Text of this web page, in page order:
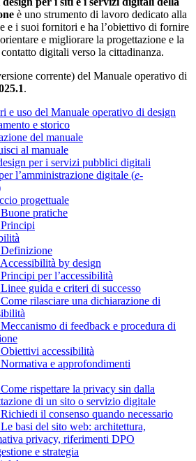
è uno strumento di lavoro dedicato alla
e i suoi fornitori e ha l’obiettivo di fornire
e migliorare la progettazione e la
digitali verso la cittadinanza.
corrente) del Manuale operativo di
.
e uso del Manuale operativo di design
e storico
del manuale
al manuale
per i servizi pubblici digitali
l’amministrazione digitale (e-
progettuale
pratiche
by design
per l’accessibilità
guida e criteri di successo
rilasciare una dichiarazione di
di feedback e procedura di
accessibilità
e approfondimenti
rispettare la privacy sin dalla
di un sito o servizio digitale
il consenso quando necessario
basi del sito web: architettura,
privacy, riferimenti DPO
e strategia